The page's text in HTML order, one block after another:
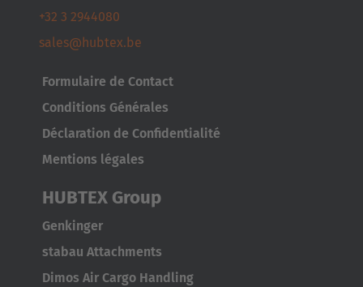
+32 3 2944080
sales@hubtex.be
Formulaire de Contact
Conditions Générales
Déclaration de Confidentialité
Mentions légales
HUBTEX Group
Genkinger
stabau Attachments
Dimos Air Cargo Handling